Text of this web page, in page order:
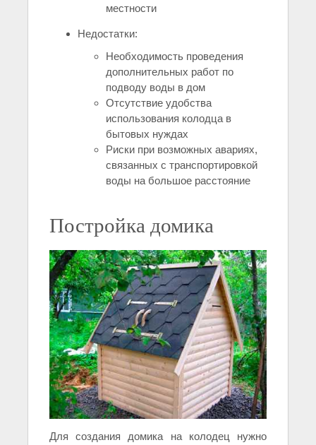
местности
Недостатки:
Необходимость проведения
дополнительных работ по
подводу воды в дом
Отсутствие удобства
использования колодца в
бытовых нуждах
Риски при возможных авариях,
связанных с транспортировкой
воды на большое расстояние
Постройка домика
Для создания домика на колодец нужно